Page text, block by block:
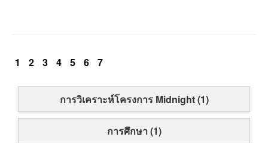
1 2 3 4 5 6 7
การวิเคราะห์โครงการ Midnight (1)
การศึกษา (1)